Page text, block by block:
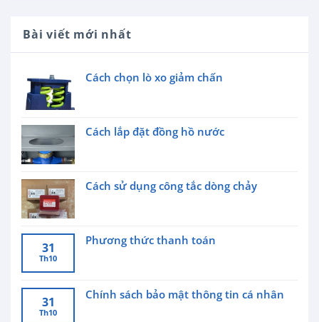
Bài viết mới nhất
Cách chọn lò xo giảm chấn
Cách lắp đặt đồng hồ nước
Cách sử dụng công tắc dòng chảy
31
Th10
Phương thức thanh toán
31
Th10
Chính sách bảo mật thông tin cá nhân